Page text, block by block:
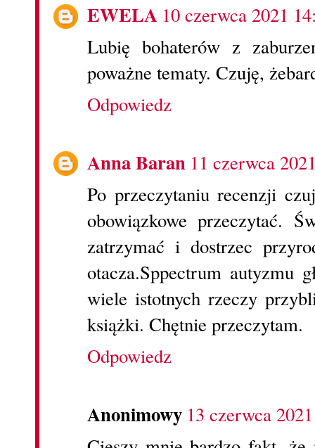
EWELA 10 czerwca 2021
Lubię bohaterów z
poważne tematy. Czuję,
Odpowiedz
Anna Baran 11 czerwca
Po przeczytaniu recenzji
obowiązkowe przeczytać.
zatrzymać i dostrzec
otacza.Sppectrum autyzmu
wiele istotnych rzeczy
książki. Chętnie przeczytam.
Odpowiedz
Anonimowy 13 czerwca